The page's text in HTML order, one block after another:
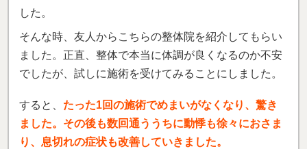
した。
そんな時、友人からこちらの整体院を紹介してもらい
ました。正直、整体で本当に体調が良くなるのか不安
でしたが、試しに施術を受けてみることにしました。
すると、 たった1回の施術でめまいがなくなり、驚き
ました。その後も数回通ううちに動悸も徐々におさま
り、息切れの症状も改善していきました。